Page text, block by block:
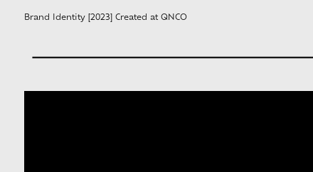
Brand Identity [2023] Created at QNCO